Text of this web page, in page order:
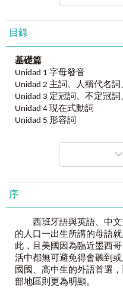
西語檢定考試
為什麼一定要學西語，不
拉丁美洲市場積極擴張，
成為職場搶手金塊。
西語字母發音固定、變化
DELE西語能力認證終生有
學語言就是在學文化，增
維。
聯合國6大官方語言之一
符合學校第二外語需求，
要學西語，不用花大錢進
專屬西語家教直接帶回家！
日常生活西語會話、西語檢
目錄
基礎篇
Unidad 1 字母發音
Unidad 2 主詞、人稱代名
Unidad 3 定冠詞、不定冠
Unidad 4 現在式動詞
Unidad 5 形容詞
Unidad 7 句型結構
Unidad 2 數字
Unidad 4 交通
Unidad 5 旅行
Unidad 6 學校
Unidad 7 居家
序
西班牙語與英語、中文
的人口一出生所講的母語
此，且美國因為臨近墨西
活中都無可避免得會聽到
國國、高中生的外語首選
部地區則更為明顯。